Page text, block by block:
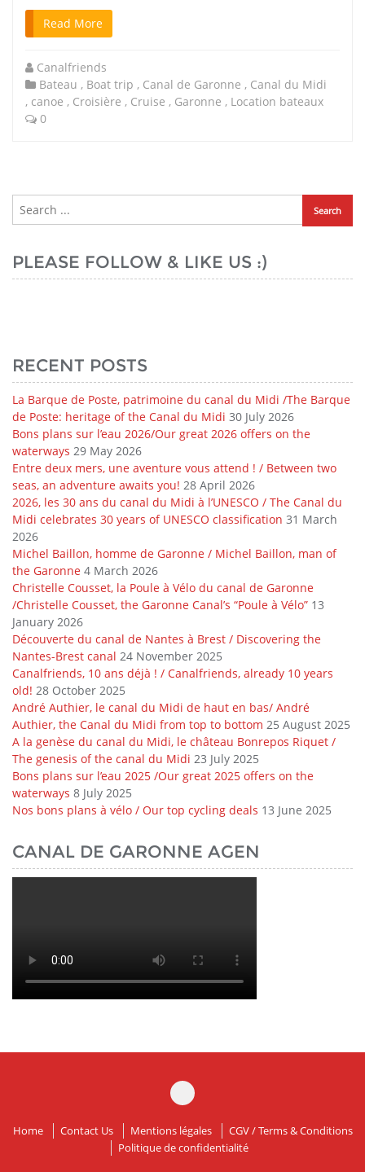
Read More
Canalfriends
Bateau , Boat trip , Canal de Garonne , Canal du Midi
, canoe , Croisière , Cruise , Garonne , Location bateaux
0
PLEASE FOLLOW & LIKE US :)
RECENT POSTS
La Barque de Poste, patrimoine du canal du Midi /The Barque
de Poste: heritage of the Canal du Midi 30 July 2026
Bons plans sur l’eau 2026/Our great 2026 offers on the
waterways 29 May 2026
Entre deux mers, une aventure vous attend ! / Between two
seas, an adventure awaits you! 28 April 2026
2026, les 30 ans du canal du Midi à l’UNESCO / The Canal du
Midi celebrates 30 years of UNESCO classification 31 March
2026
Michel Baillon, homme de Garonne / Michel Baillon, man of
the Garonne 4 March 2026
Christelle Cousset, la Poule à Vélo du canal de Garonne
/Christelle Cousset, the Garonne Canal’s “Poule à Vélo” 13
January 2026
Découverte du canal de Nantes à Brest / Discovering the
Nantes-Brest canal 24 November 2025
Canalfriends, 10 ans déjà ! / Canalfriends, already 10 years
old! 28 October 2025
André Authier, le canal du Midi de haut en bas/ André
Authier, the Canal du Midi from top to bottom 25 August 2025
A la genèse du canal du Midi, le château Bonrepos Riquet /
The genesis of the canal du Midi 23 July 2025
Bons plans sur l’eau 2025 /Our great 2025 offers on the
waterways 8 July 2025
Nos bons plans à vélo / Our top cycling deals 13 June 2025
CANAL DE GARONNE AGEN
Home Contact Us Mentions légales
CGV / Terms & Conditions
Politique de confidentialité